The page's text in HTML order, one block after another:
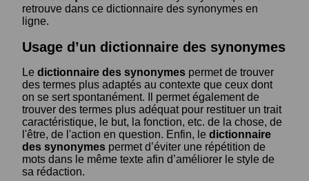
retrouve dans ce dictionnaire des synonymes en
ligne.
Usage d’un dictionnaire des synonymes
Le dictionnaire des synonymes permet de trouver
des termes plus adaptés au contexte que ceux dont
on se sert spontanément. Il permet également de
trouver des termes plus adéquat pour restituer un trait
caractéristique, le but, la fonction, etc. de la chose, de
l'être, de l'action en question. Enfin, le dictionnaire
des synonymes permet d’éviter une répétition de
mots dans le même texte afin d’améliorer le style de
sa rédaction.